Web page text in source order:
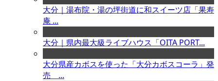
大分｜湯布院・湯の坪街道に和スイーツ店「果寿
庵 ...
大分｜県内最大級ライブハウス「OITA PORT...
大分県産カボスを使った「大分カボスコーラ」発
売 ...